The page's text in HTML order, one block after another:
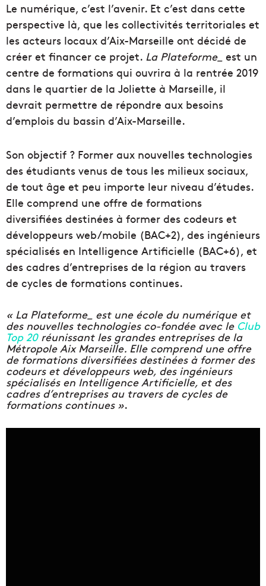
Le numérique, c’est l’avenir. Et c’est dans cette
perspective là, que les collectivités territoriales et
les acteurs locaux d’Aix-Marseille ont décidé de
créer et financer ce projet. La Plateforme_ est un
centre de formations qui ouvrira à la rentrée 2019
dans le quartier de la Joliette à Marseille, il
devrait permettre de répondre aux besoins
d’emplois du bassin d’Aix-Marseille.
Son objectif ? Former aux nouvelles technologies
des étudiants venus de tous les milieux sociaux,
de tout âge et peu importe leur niveau d’études.
Elle comprend une offre de formations
diversifiées destinées à former des codeurs et
développeurs web/mobile (BAC+2), des ingénieurs
spécialisés en Intelligence Artificielle (BAC+6), et
des cadres d’entreprises de la région au travers
de cycles de formations continues.
« La Plateforme_ est une école du numérique et
des nouvelles technologies co-fondée avec le Club
Top 20réunissant les grandes entreprises de la
Métropole Aix Marseille. Elle comprend une offre
de formations diversifiées destinées à former des
codeurs et développeurs web, des ingénieurs
spécialisés en Intelligence Artificielle, et des
cadres d’entreprises au travers de cycles de
formations continues ».